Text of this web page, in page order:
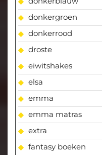
donkergroen
donkerrood
droste
eiwitshakes
elsa
emma
emma matras
extra
fantasy boeken